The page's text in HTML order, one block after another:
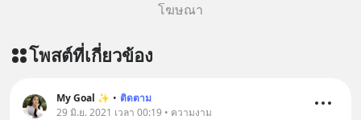
โฆษณา
โพสต์ที่เกี่ยวข้อง
My Goal ✨ • ติดตาม
29 มิ.ย. 2021 เวลา 00:19 • ความงาม